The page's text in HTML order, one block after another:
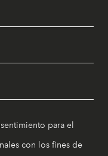
para el
con los fines de